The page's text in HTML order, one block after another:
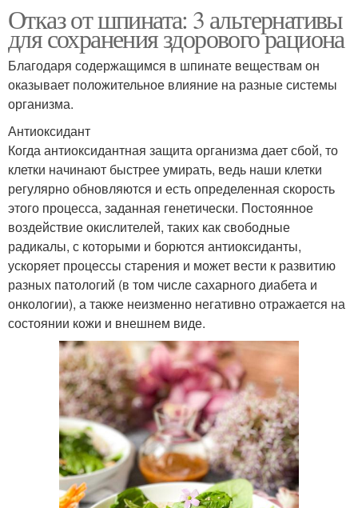
Отказ от шпината: 3 альтернативы
для сохранения здорового рациона
Благодаря содержащимся в шпинате веществам он
оказывает положительное влияние на разные системы
организма.
Антиоксидант
Когда антиоксидантная защита организма дает сбой, то
клетки начинают быстрее умирать, ведь наши клетки
регулярно обновляются и есть определенная скорость
этого процесса, заданная генетически. Постоянное
воздействие окислителей, таких как свободные
радикалы, с которыми и борются антиоксиданты,
ускоряет процессы старения и может вести к развитию
разных патологий (в том числе сахарного диабета и
онкологии), а также неизменно негативно отражается на
состоянии кожи и внешнем виде.